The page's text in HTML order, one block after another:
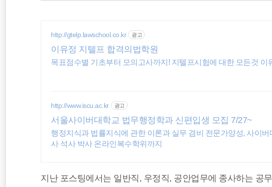
http://gtelp.lawschool.co.kr 광고
이유정 지텔프 합격의법학원
목표점수별 기초부터 모의고사까지! 지텔프시험에 대한 모든것 이
http://www.iscu.ac.kr 광고
서울사이버대학교 법무행정학과 신편입생 모집 7/27~
행정지식과 법률지식에 관한 이론과 실무 겸비 전문가양성, 사이
사 석사 박사 온라인복수학위까지
지난 포스팅에서는 일반직, 우정직, 공안업무에 종사하는 공
국민연금
행정자치부
홈택스
소득공제
공무원연금
국세청